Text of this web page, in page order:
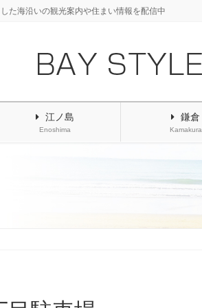
た海沿いの観光案内や住まい情報を配信中
江ノ島
Enoshima
鎌倉
Kamakura